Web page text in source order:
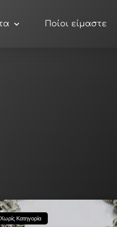
Ποίοι είμαστε
Χωρίς Κατηγορία
PagePage